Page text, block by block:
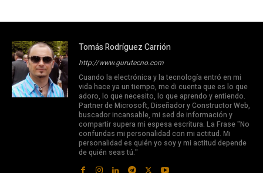
Tomás Rodríguez Carrión
http://www.gurutecno.com
Cuando la electrónica y la tecnología entró en mi
vida hace ya un tiempo, me di cuenta que es lo que
adoro, lo que necesito, lo que aprendo y entiendo.
Partner de Microsoft, Diseñador y Constructor Web,
buscador incansable, mi sed de información y
compartir supera mi espesa escritura. La Frase "No
confundas mi personalidad con mi actitud. Mi
personalidad es quién yo soy y mi actitud depende
de quién seas tú."